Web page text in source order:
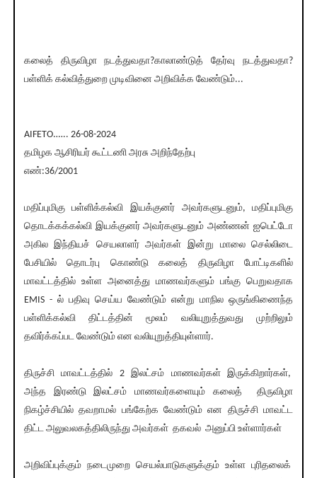
கலைத் திருவிழா நடத்துவதா?காலாண்டுத் தேர்வு நடத்துவதா?
பள்ளிக் கல்வித்துறை முடிவினை அறிவிக்க வேண்டும்...
AIFETO.….. 26-08-2024
தமிழக ஆசிரியர் கூட்டணி அரசு அறிந்தேற்பு
எண்:36/2001
மதிப்புமிகு பள்ளிக்கல்வி இயக்குனர் அவர்களுடனும், மதிப்புமிகு
தொடக்கக்கல்வி இயக்குனர் அவர்களுடனும் அண்ணன் ஐபெட்டோ
அகில இந்தியச் செயலாளர் அவர்கள் இன்று மாலை செல்லிடை
பேசியில் தொடர்பு கொண்டு கலைத் திருவிழா போட்டிகளில்
மாவட்டத்தில் உள்ள அனைத்து மாணவர்களும் பங்கு பெறுவதாக
EMIS - ல் பதிவு செய்ய வேண்டும் என்று மாநில ஒருங்கிணைந்த
பள்ளிக்கல்வி திட்டத்தின் மூலம் வலியுறுத்துவது முற்றிலும்
தவிர்க்கப்பட வேண்டும் என வலியுறுத்தியுள்ளார்.
திருச்சி மாவட்டத்தில் 2 இலட்சம் மாணவர்கள் இருக்கிறார்கள்,
அந்த இரண்டு இலட்சம் மாணவர்களையும் கலைத் திருவிழா
நிகழ்ச்சியில் தவறாமல் பங்கேற்க வேண்டும் என திருச்சி மாவட்ட
திட்ட அலுவலகத்திலிருந்து அவர்கள் தகவல் அனுப்பி உள்ளார்கள்
அறிவிப்புக்கும் நடைமுறை செயல்பாடுகளுக்கும் உள்ள புரிதலைக்